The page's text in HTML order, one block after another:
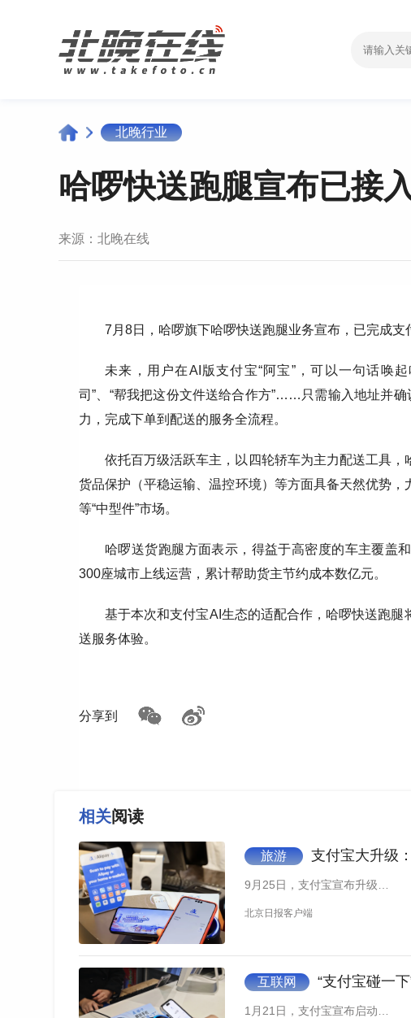
北晚行业
哈啰快送跑腿宣布已接
来源： 北晚在线
7月8日，哈啰旗下哈啰快送跑腿业务宣布，已完成支
未来，用户在AI版支付宝“阿宝”，可以一句话唤
司”、“帮我把这份文件送给合作方”……只需输入地址并
力，完成下单到配送的服务全流程。
依托百万级活跃车主，以四轮轿车为主力配送工具
货品保护（平稳运输、温控环境）等方面具备天然优势
等“中型件”市场。
哈啰送货跑腿方面表示，得益于高密度的车主覆盖
300座城市上线运营，累计帮助货主节约成本数亿元。
基于本次和支付宝AI生态的适配合作，哈啰快送跑
送服务体验。
分享到
相关阅读
旅游 支付宝大升级
9月25日，支付宝宣布升级…
北京日报客户端
互联网 “支付宝碰一
1月21日，支付宝宣布启动…